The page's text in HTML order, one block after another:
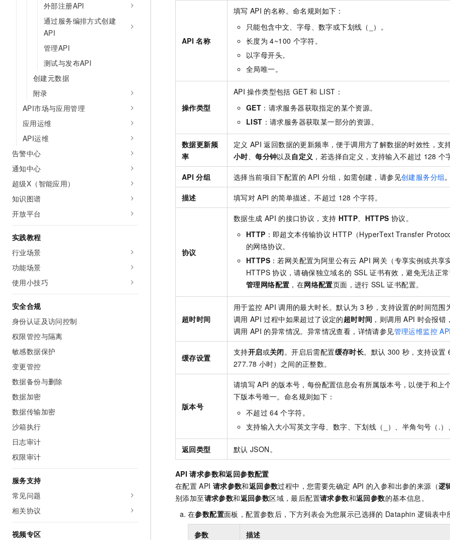
外部注册API
通过服务编排方式创建
API
管理API
测试与发布API
创建元数据
附录
API市场与应用管理
应用运维
API运维
告警中心
通知中心
超级X（智能应用）
知识图谱
开放平台
实践教程
行业场景
功能场景
使用小技巧
安全合规
身份认证及访问控制
权限管控与隔离
敏感数据保护
变更管控
数据备份与删除
数据加密
数据传输加密
沙箱执行
日志审计
权限审计
服务支持
常见问题
相关协议
视频专区
API 名称
填写 API 的名称。命名规则如下：
只能包含中文、字母、数字或下划线（_）。
长度为 4~100 个字符。
以字母开头。
全局唯一。
操作类型
API 操作类型包括 GET 和 LIST：
GET ：请求服务器获取指定的某个资源。
LIST ：请求服务器获取某一部分的资源。
数据更新频
率
定义 API 返回数据的更新频率，便于调用方了解数据的时效性，支
小时 、每分钟以及 自定义 ，若选择自定义，支持输入不超过 128 个
API 分组 选择当前项目下配置的 API 分组，如需创建，请参见创建服务分组 。
描述 填写对 API 的简单描述。不超过 128 个字符。
协议
数据生成 API 的接口协议，支持 HTTP HTTPS 协议。
HTTP ：即超文本传输协议 HTTP（HyperText Transfer
的网络协议。
HTTPS ：若网关配置为阿里公有云 API 网关（专享实例或共享
HTTPS 协议，请确保独立域名的 SSL 证书有效，避免无法正
管理网络配置 ，在网络配置页面，进行 SSL 证书配置。
超时时间
用于监控 API 调用的最大时长。默认为 3 秒，支持设置的时间范围
调用 API 过程中如果超过了设定的超时时间 ，则调用 API 时会报错
调用 API 的异常情况。异常情况查看，详情请参见管理运维监控 API
缓存设置
支持开启或关闭。开启后需配置缓存时长。默认 300 秒，支持设置
277.78 小时）之间的正整数。
版本号
请填写 API 的版本号，每份配置信息会有所属版本号，以便于和上
下版本号唯一。命名规则如下：
不超过 64 个字符。
支持输入大小写英文字母、数字、下划线（_）、半角句号（.）
返回类型 默认 JSON。
API 请求参数和返回参数配置
在配置 API 请求参数和返回参数过程中，您需要先确定 API 的入参和出参的来源（逻
别添加至请求参数和返回参数区域，最后配置请求参数和返回参数的基本信息。
在参数配置面板，配置参数后，下方列表会为您展示已选择的 Dataphin 逻辑表中
参数 描述